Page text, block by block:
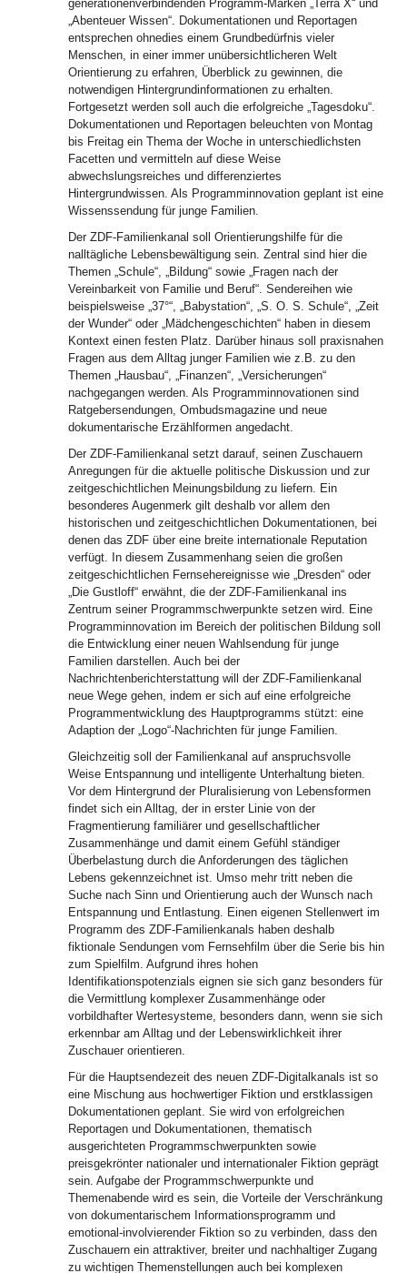
generationenverbindenden Programm-Marken „Terra X“ und
„Abenteuer Wissen“. Dokumentationen und Reportagen
entsprechen ohnedies einem Grundbedürfnis vieler
Menschen, in einer immer unübersichtlicheren Welt
Orientierung zu erfahren, Überblick zu gewinnen, die
notwendigen Hintergrundinformationen zu erhalten.
Fortgesetzt werden soll auch die erfolgreiche „Tagesdoku“.
Dokumentationen und Reportagen beleuchten von Montag
bis Freitag ein Thema der Woche in unterschiedlichsten
Facetten und vermitteln auf diese Weise
abwechslungsreiches und differenziertes
Hintergrundwissen. Als Programminnovation geplant ist eine
Wissenssendung für junge Familien.
Der ZDF-Familienkanal soll Orientierungshilfe für die
nalltägliche Lebensbewältigung sein. Zentral sind hier die
Themen „Schule“, „Bildung“ sowie „Fragen nach der
Vereinbarkeit von Familie und Beruf“. Sendereihen wie
beispielsweise „37°“, „Babystation“, „S. O. S. Schule“, „Zeit
der Wunder“ oder „Mädchengeschichten“ haben in diesem
Kontext einen festen Platz. Darüber hinaus soll praxisnahen
Fragen aus dem Alltag junger Familien wie z.B. zu den
Themen „Hausbau“, „Finanzen“, „Versicherungen“
nachgegangen werden. Als Programminnovationen sind
Ratgebersendungen, Ombudsmagazine und neue
dokumentarische Erzählformen angedacht.
Der ZDF-Familienkanal setzt darauf, seinen Zuschauern
Anregungen für die aktuelle politische Diskussion und zur
zeitgeschichtlichen Meinungsbildung zu liefern. Ein
besonderes Augenmerk gilt deshalb vor allem den
historischen und zeitgeschichtlichen Dokumentationen, bei
denen das ZDF über eine breite internationale Reputation
verfügt. In diesem Zusammenhang seien die großen
zeitgeschichtlichen Fernsehereignisse wie „Dresden“ oder
„Die Gustloff“ erwähnt, die der ZDF-Familienkanal ins
Zentrum seiner Programmschwerpunkte setzen wird. Eine
Programminnovation im Bereich der politischen Bildung soll
die Entwicklung einer neuen Wahlsendung für junge
Familien darstellen. Auch bei der
Nachrichtenberichterstattung will der ZDF-Familienkanal
neue Wege gehen, indem er sich auf eine erfolgreiche
Programmentwicklung des Hauptprogramms stützt: eine
Adaption der „Logo“-Nachrichten für junge Familien.
Gleichzeitig soll der Familienkanal auf anspruchsvolle
Weise Entspannung und intelligente Unterhaltung bieten.
Vor dem Hintergrund der Pluralisierung von Lebensformen
findet sich ein Alltag, der in erster Linie von der
Fragmentierung familiärer und gesellschaftlicher
Zusammenhänge und damit einem Gefühl ständiger
Überbelastung durch die Anforderungen des täglichen
Lebens gekennzeichnet ist. Umso mehr tritt neben die
Suche nach Sinn und Orientierung auch der Wunsch nach
Entspannung und Entlastung. Einen eigenen Stellenwert im
Programm des ZDF-Familienkanals haben deshalb
fiktionale Sendungen vom Fernsehfilm über die Serie bis hin
zum Spielfilm. Aufgrund ihres hohen
Identifikationspotenzials eignen sie sich ganz besonders für
die Vermittlung komplexer Zusammenhänge oder
vorbildhafter Wertesysteme, besonders dann, wenn sie sich
erkennbar am Alltag und der Lebenswirklichkeit ihrer
Zuschauer orientieren.
Für die Hauptsendezeit des neuen ZDF-Digitalkanals ist so
eine Mischung aus hochwertiger Fiktion und erstklassigen
Dokumentationen geplant. Sie wird von erfolgreichen
Reportagen und Dokumentationen, thematisch
ausgerichteten Programmschwerpunkten sowie
preisgekrönter nationaler und internationaler Fiktion geprägt
sein. Aufgabe der Programmschwerpunkte und
Themenabende wird es sein, die Vorteile der Verschränkung
von dokumentarischem Informationsprogramm und
emotional-involvierender Fiktion so zu verbinden, dass den
Zuschauern ein attraktiver, breiter und nachhaltiger Zugang
zu wichtigen Themenstellungen auch bei komplexen